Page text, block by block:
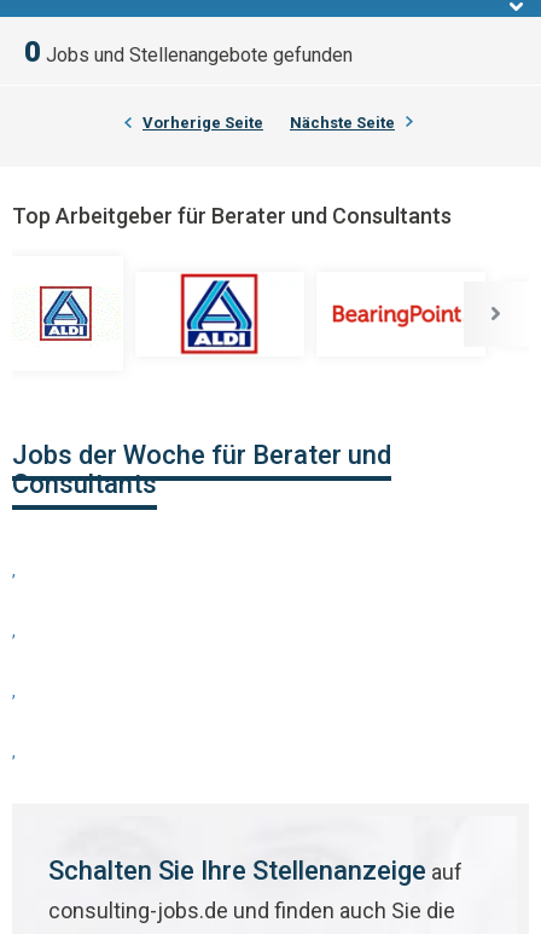
0 Jobs und Stellenangebote gefunden
Vorherige Seite Nächste Seite
Top Arbeitgeber für Berater und Consultants
Jobs der Woche für Berater und
Consultants
,
,
,
,
Schalten Sie Ihre Stellenanzeige auf
consulting-jobs.de und finden auch Sie die